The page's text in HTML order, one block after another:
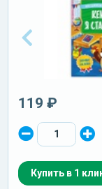
119 ₽
Купить в 1